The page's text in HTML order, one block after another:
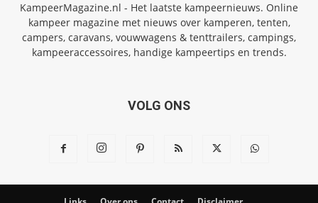
KampeerMagazine.nl - Het laatste kampeernieuws. Online
kampeer magazine met nieuws over kamperen, tenten,
campers, caravans, vouwwagens & tenttrailers, campings,
kampeeraccessoires, handige kampeertips en trends.
VOLG ONS